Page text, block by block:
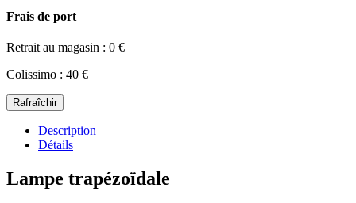
Frais de port
Retrait au magasin : 0 €
Colissimo : 40 €
Description
Détails
Lampe trapézoïdale